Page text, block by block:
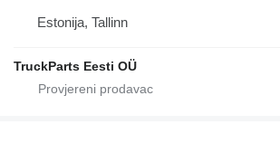
Estonija, Tallinn
TruckParts Eesti OÜ